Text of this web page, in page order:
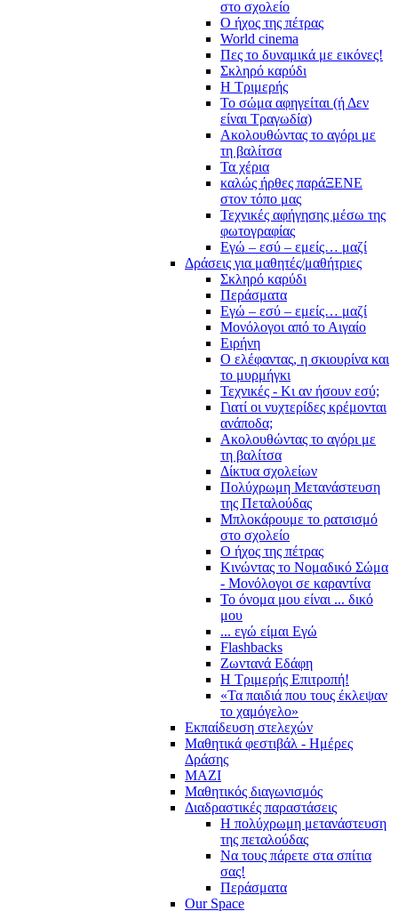
στο σχολείο
Ο ήχος της πέτρας
World cinema
Πες το δυναμικά με εικόνες!
Σκληρό καρύδι
Η Τριμερής
Το σώμα αφηγείται (ή Δεν
είναι Τραγωδία)
Ακολουθώντας το αγόρι με
τη βαλίτσα
Τα χέρια
καλώς ήρθες παράΞΕΝΕ
στον τόπο μας
Τεχνικές αφήγησης μέσω της
φωτογραφίας
Εγώ – εσύ – εμείς… μαζί
Δράσεις για μαθητές/μαθήτριες
Σκληρό καρύδι
Περάσματα
Εγώ – εσύ – εμείς… μαζί
Μονόλογοι από το Αιγαίο
Ειρήνη
Ο ελέφαντας, η σκιουρίνα και
το μυρμήγκι
Τεχνικές - Κι αν ήσουν εσύ;
Γιατί οι νυχτερίδες κρέμονται
ανάποδα;
Ακολουθώντας το αγόρι με
τη βαλίτσα
Δίκτυα σχολείων
Πολύχρωμη Μετανάστευση
της Πεταλούδας
Μπλοκάρουμε το ρατσισμό
στο σχολείο
Ο ήχος της πέτρας
Κινώντας το Νομαδικό Σώμα
- Μονόλογοι σε καραντίνα
Το όνομα μου είναι ... δικό
μου
... εγώ είμαι Εγώ
Flashbacks
Ζωντανά Εδάφη
Η Τριμερής Επιτροπή!
«Τα παιδιά που τους έκλεψαν
το χαμόγελο»
Εκπαίδευση στελεχών
Μαθητικά φεστιβάλ - Ημέρες
Δράσης
ΜΑΖΙ
Μαθητικός διαγωνισμός
Διαδραστικές παραστάσεις
Η πολύχρωμη μετανάστευση
της πεταλούδας
Να τους πάρετε στα σπίτια
σας!
Περάσματα
Our Space